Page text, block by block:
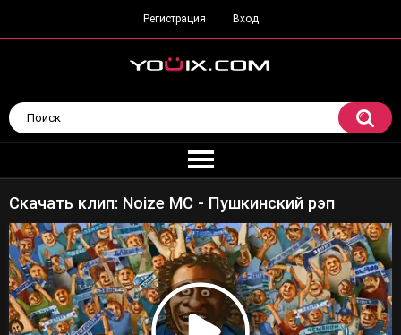
Регистрация Вход
Скачать клип: Noize MC - Пушкинский рэп